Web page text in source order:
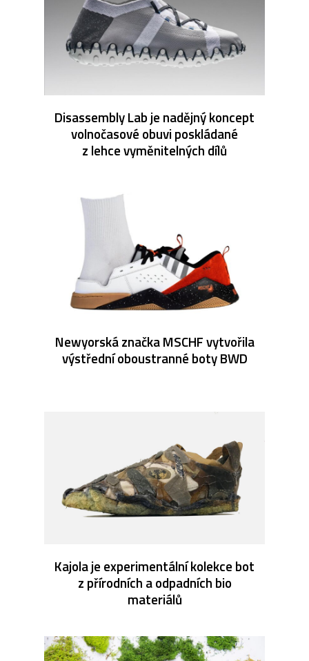
Disassembly Lab je nadějný koncept
volnočasové obuvi poskládané
z lehce vyměnitelných dílů
Newyorská značka MSCHF vytvořila
výstřední oboustranné boty BWD
Kajola je experimentální kolekce bot
z přírodních a odpadních bio
materiálů